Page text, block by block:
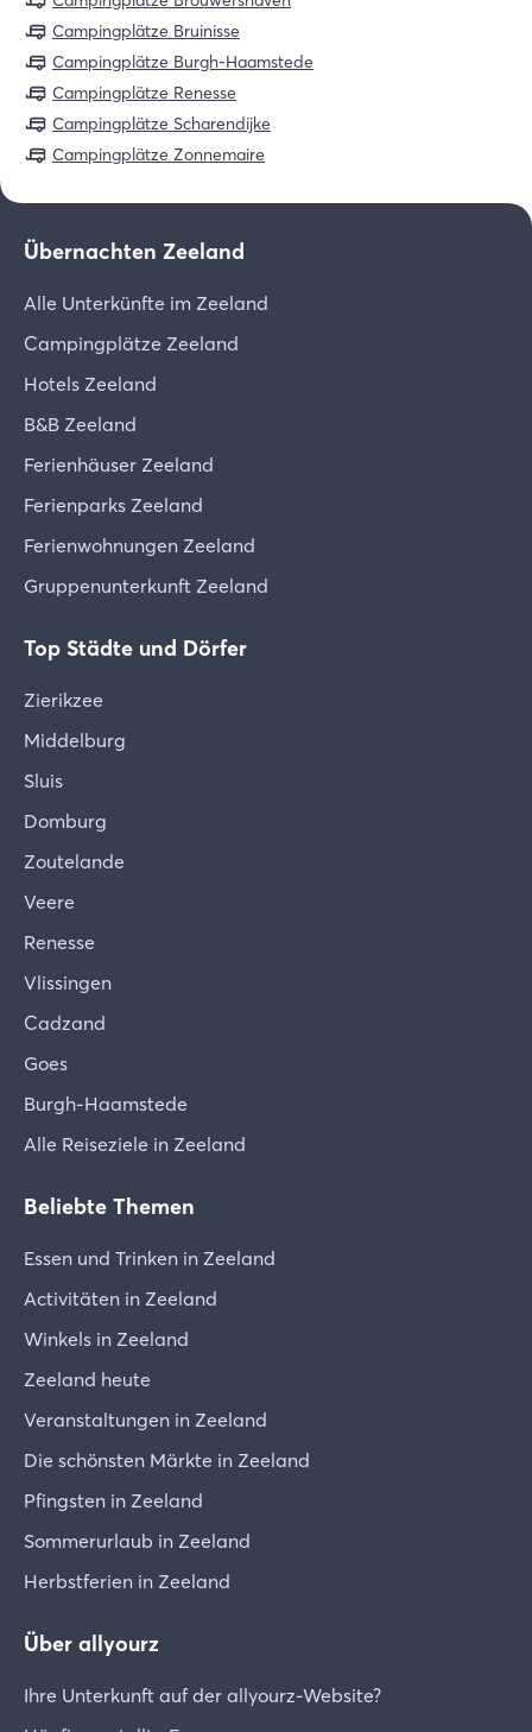
Campingplätze Bruinisse
Campingplätze Burgh-Haamstede
Campingplätze Renesse
Campingplätze Scharendijke
Campingplätze Zonnemaire
Übernachten Zeeland
Alle Unterkünfte im Zeeland
Campingplätze Zeeland
Hotels Zeeland
B&B Zeeland
Ferienhäuser Zeeland
Ferienparks Zeeland
Ferienwohnungen Zeeland
Gruppenunterkunft Zeeland
Top Städte und Dörfer
Zierikzee
Middelburg
Sluis
Domburg
Zoutelande
Veere
Renesse
Vlissingen
Cadzand
Goes
Burgh-Haamstede
Alle Reiseziele in Zeeland
Beliebte Themen
Essen und Trinken in Zeeland
Activitäten in Zeeland
Winkels in Zeeland
Zeeland heute
Veranstaltungen in Zeeland
Die schönsten Märkte in Zeeland
Pfingsten in Zeeland
Sommerurlaub in Zeeland
Herbstferien in Zeeland
Über allyourz
Ihre Unterkunft auf der allyourz-Website?